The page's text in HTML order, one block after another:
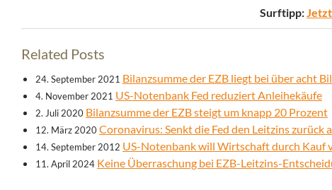
Surftipp:
Related Posts
24. September 2021 Bilanzsumme der EZB liegt bei über acht
4. November 2021 US-Notenbank Fed reduziert Anleihekäufe
2. Juli 2020 Bilanzsumme der EZB steigt um knapp 20 Prozent
12. März 2020Coronavirus: Senkt die Fed den Leitzins zurück
14. September 2012 US-Notenbank will Wirtschaft durch Kauf
11. April 2024 Keine Überraschung bei EZB-Leitzins-